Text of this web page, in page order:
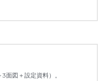
面図＋設定資料）。